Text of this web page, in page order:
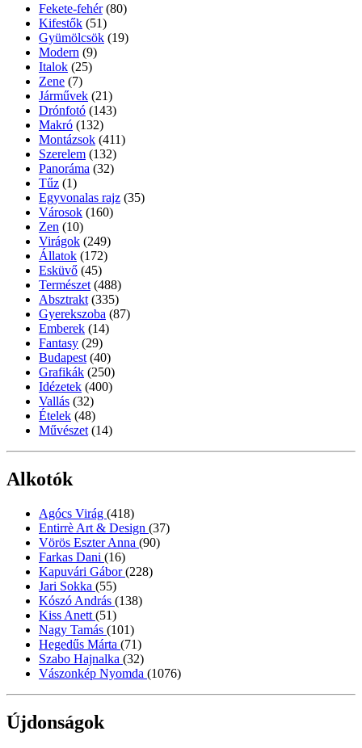
Fekete-fehér (80)
Kifestők (51)
Gyümölcsök (19)
Modern (9)
Italok (25)
Zene (7)
Járművek (21)
Drónfotó (143)
Makró (132)
Montázsok (411)
Szerelem (132)
Panoráma (32)
Tűz (1)
Egyvonalas rajz (35)
Városok (160)
Zen (10)
Virágok (249)
Állatok (172)
Esküvő (45)
Természet (488)
Absztrakt (335)
Gyerekszoba (87)
Emberek (14)
Fantasy (29)
Budapest (40)
Grafikák (250)
Idézetek (400)
Vallás (32)
Ételek (48)
Művészet (14)
Alkotók
Agócs Virág (418)
Entirrè Art & Design (37)
Vörös Eszter Anna (90)
Farkas Dani (16)
Kapuvári Gábor(228)
Jari Sokka (55)
Kószó András (138)
Kiss Anett (51)
Nagy Tamás (101)
Hegedűs Márta (71)
Szabo Hajnalka (32)
Vászonkép Nyomda (1076)
Újdonságok